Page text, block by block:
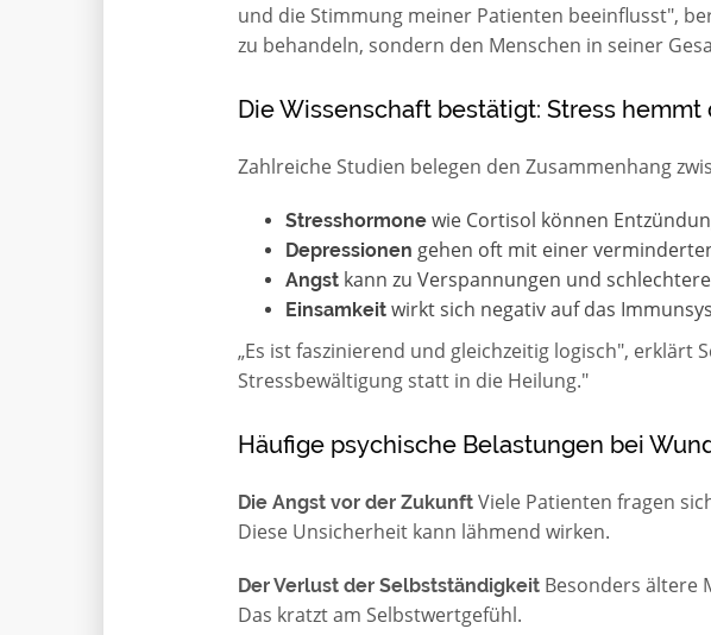
und die Stimmung meiner Patienten beeinflusst",
zu behandeln, sondern den Menschen in seiner
Die Wissenschaft bestätigt: Stress
Zahlreiche Studien belegen den Zusammenhang
Stresshormonewie Cortisol können
Depressionen gehen oft mit einer
Angstkann zu Verspannungen und
Einsamkeit wirkt sich negativ auf das
„Es ist faszinierend und gleichzeitig logisch", erklärt
Stressbewältigung statt in die Heilung."
Häufige psychische Belastungen bei
Die Angst vor der ZukunftViele Patienten fragen
Diese Unsicherheit kann lähmend wirken.
Der Verlust der SelbstständigkeitBesonders ältere
Das kratzt am Selbstwertgefühl.